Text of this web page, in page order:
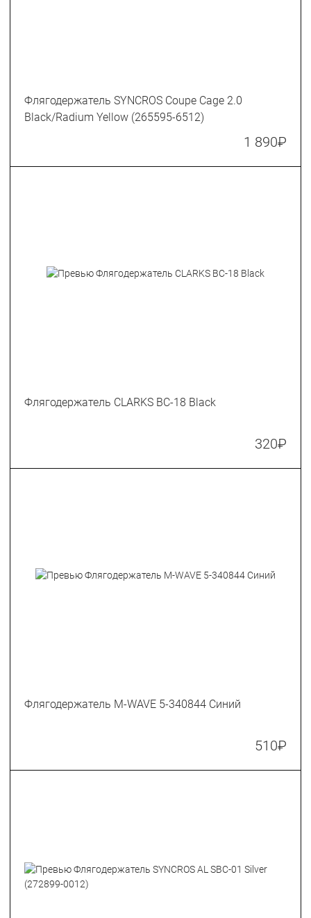
Флягодержатель SYNCROS Coupe Cage 2.0
Black/Radium Yellow (265595-6512)
1 890₽
Флягодержатель CLARKS BC-18 Black
320₽
Флягодержатель M-WAVE 5-340844 Синий
510₽